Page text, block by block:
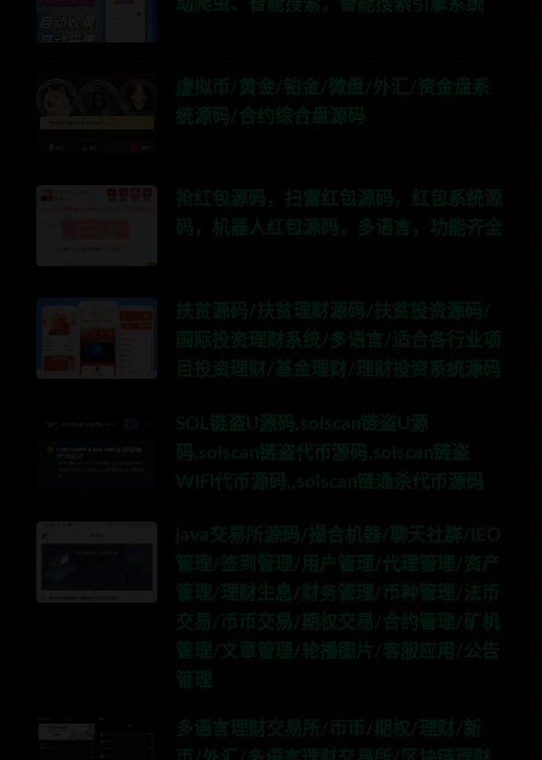
动爬虫、智能搜索，智能搜索引擎系统
虚拟币/黄金/铂金/微盘/外汇/资金盘系
统源码/合约综合盘源码
抢红包源码，扫雷红包源码，红包系统源
码，机器人红包源码，多语言，功能齐全
扶贫源码/扶贫理财源码/扶贫投资源码/
国际投资理财系统/多语言/适合各行业项
目投资理财/基金理财/理财投资系统源码
SOL链盗U源码,solscan链盗U源
码,solscan链盗代币源码,solscan链盗
WIFI代币源码,,solscan链通杀代币源码
java交易所源码/撮合机器/聊天社群/IEO
管理/签到管理/用户管理/代理管理/资产
管理/理财生息/财务管理/币种管理/法币
交易/币币交易/期权交易/合约管理/矿机
管理/文章管理/轮播图片/客服应用/公告
管理
多语言理财交易所/币币/期权/理财/新